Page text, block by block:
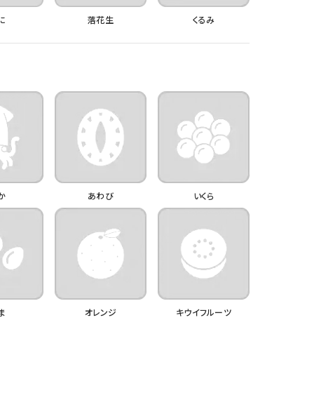
落花生 くるみ
あわび いくら
オレンジ キウイフルーツ